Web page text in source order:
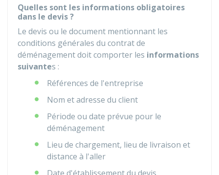
Quelles sont les informations obligatoires
dans le devis ?
Le devis ou le document mentionnant les
conditions générales du contrat de
déménagement doit comporter les informations
suivantes :
Références de l'entreprise
Nom et adresse du client
Période ou date prévue pour le
déménagement
Lieu de chargement, lieu de livraison et
distance à l'aller